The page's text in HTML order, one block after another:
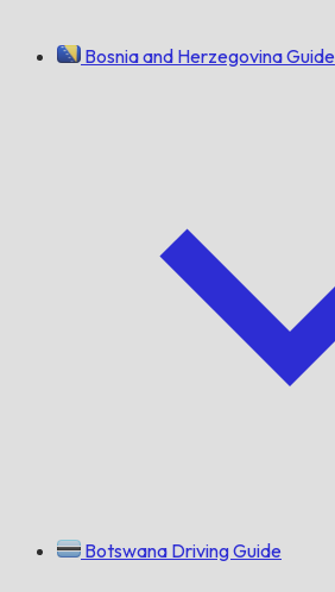
Bosnia and Herzegovina Guide
Botswana Driving Guide